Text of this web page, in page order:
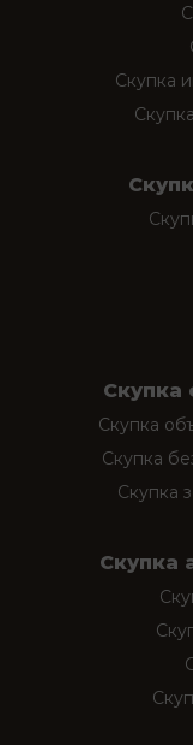
Скупка
Скупка
Скупка
Скупка
Скупка
Скупка